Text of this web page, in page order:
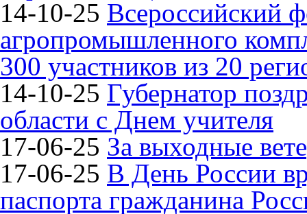
14-10-25 Всероссийский
агропромышленного
300 участников из 20
14-10-25 Губернатор
области с Днем учителя
17-06-25 За выходные
17-06-25 В День России
паспорта гражданина